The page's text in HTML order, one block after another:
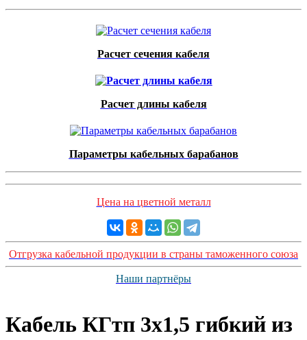
Расчет сечения кабеля
Расчет длины кабеля
Параметры кабельных барабанов
Цена на цветной металл
Отгрузка кабельной продукции в страны таможенного союза
Наши партнёры
Кабель КГтп 3х1,5 гибкий из